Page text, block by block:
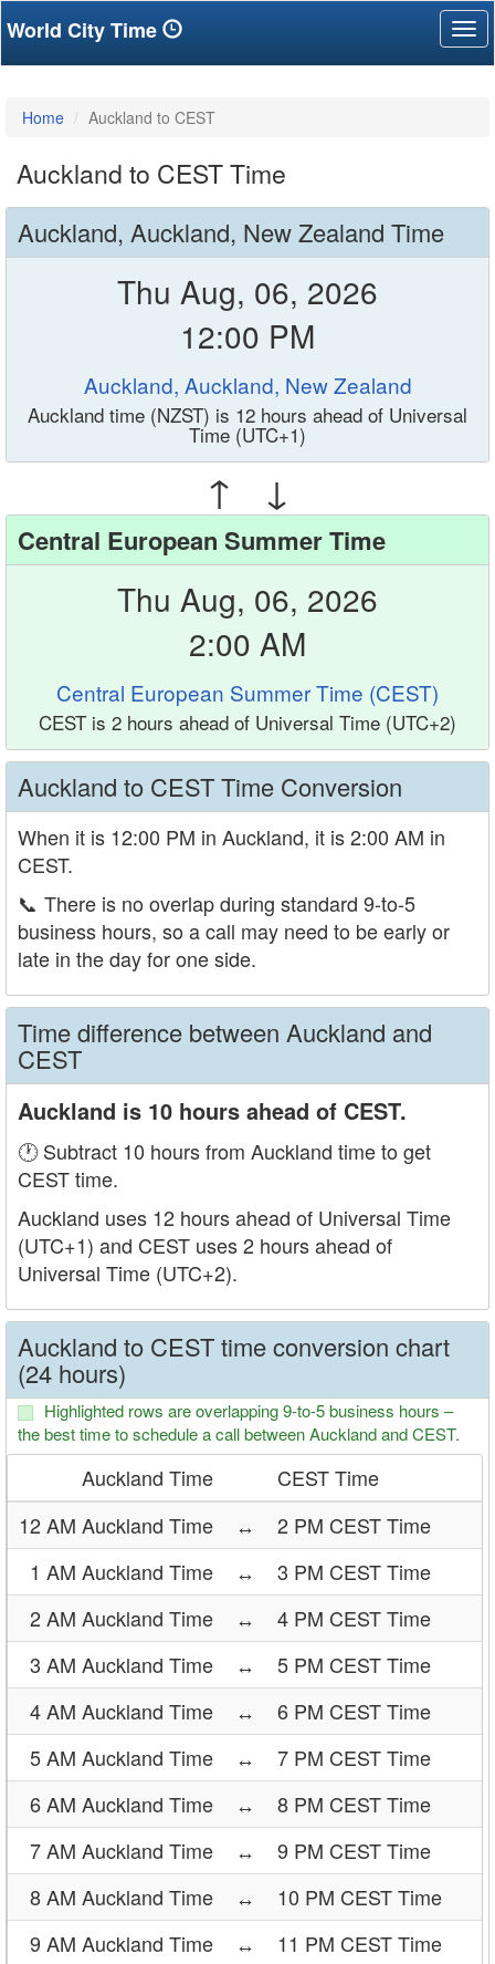
World City Time
Home Auckland to CEST
Auckland to CEST Time
Auckland, Auckland, New Zealand Time
Thu Aug, 06, 2026
12:00 PM
Auckland, Auckland, New Zealand
Auckland time (NZST) is 12 hours ahead of Universal
Time (UTC+1)
↑ ↓
Central European Summer Time
Thu Aug, 06, 2026
2:00 AM
Central European Summer Time (CEST)
CEST is 2 hours ahead of Universal Time (UTC+2)
Auckland to CEST Time Conversion
When it is 12:00 PM in Auckland, it is 2:00 AM in
CEST.
📞 There is no overlap during standard 9-to-5
business hours, so a call may need to be early or
late in the day for one side.
Time difference between Auckland and
CEST
Auckland is 10 hours ahead of CEST.
🕐 Subtract 10 hours from Auckland time to get
CEST time.
Auckland uses 12 hours ahead of Universal Time
(UTC+1) and CEST uses 2 hours ahead of
Universal Time (UTC+2).
Auckland to CEST time conversion chart
(24 hours)
Highlighted rows are overlapping 9-to-5 business hours –
the best time to schedule a call between Auckland and CEST.
Auckland Time
CEST Time
12 AM Auckland Time
↔
2 PM CEST Time
1 AM Auckland Time
↔
3 PM CEST Time
2 AM Auckland Time
↔
4 PM CEST Time
3 AM Auckland Time
↔
5 PM CEST Time
4 AM Auckland Time
↔
6 PM CEST Time
5 AM Auckland Time
↔
7 PM CEST Time
6 AM Auckland Time
↔
8 PM CEST Time
7 AM Auckland Time
↔
9 PM CEST Time
8 AM Auckland Time
↔
10 PM CEST Time
9 AM Auckland Time
↔
11 PM CEST Time